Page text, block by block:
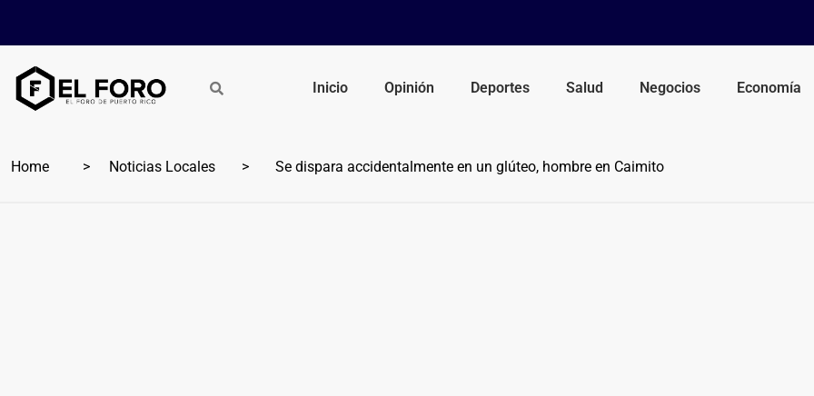
Inicio Opinión Deportes Salud Negocios Economía
Home Noticias Locales Se dispara accidentalmente en un glúteo, hombre en Caimito